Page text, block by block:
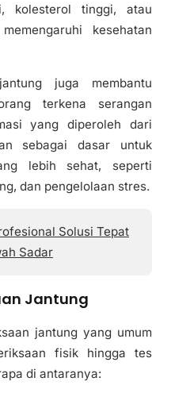
kolesterol tinggi, atau
kesehatan
juga membantu
terkena serangan
yang diperoleh dari
sebagai dasar untuk
lebih sehat, seperti
dan pengelolaan stres.
Solusi Tepat
Sadar
Jantung
jantung yang umum
fisik hingga tes
di antaranya: